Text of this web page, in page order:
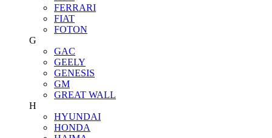
FERRARI
FIAT
FOTON
G
GAC
GEELY
GENESIS
GM
GREAT WALL
H
HYUNDAI
HONDA